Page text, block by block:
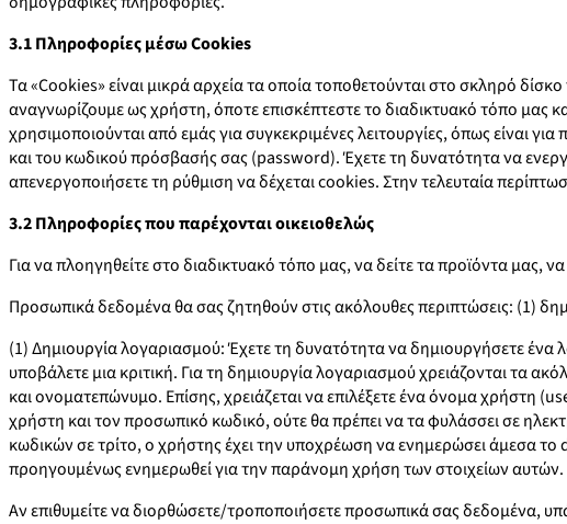
3.1 Πληροφορίες μέσω Cookies
Τα «Cookies» είναι μικρά αρχεία τα οποία τοποθετούνται στο σκληρό
αναγνωρίζουμε ως χρήστη, όποτε επισκέπτεστε το διαδικτυακό τόπο μας
χρησιμοποιούνται από εμάς για συγκεκριμένες λειτουργίες, όπως
και του κωδικού πρόσβασής σας (password). Έχετε τη δυνατότητα να
απενεργοποιήσετε τη ρύθμιση να δέχεται cookies. Στην τελευταία
3.2 Πληροφορίες που παρέχονται οικειοθελώς
Για να πλοηγηθείτε στο διαδικτυακό τόπο μας, να δείτε τα προϊόντα
Προσωπικά δεδομένα θα σας ζητηθούν στις ακόλουθες περιπτώσεις: (1)
(1) Δημιουργία λογαριασμού: Έχετε τη δυνατότητα να δημιουργήσετε
υποβάλετε μια κριτική. Για τη δημιουργία λογαριασμού χρειάζονται τα
και ονοματεπώνυμο. Επίσης, χρειάζεται να επιλέξετε ένα όνομα χρήστη
χρήστη και τον προσωπικό κωδικό, ούτε θα πρέπει να τα φυλάσσει σε
κωδικών σε τρίτο, ο χρήστης έχει την υποχρέωση να ενημερώσει άμεσα
προηγουμένως ενημερωθεί για την παράνομη χρήση των στοιχείων αυτών.
Αν επιθυμείτε να διορθώσετε/τροποποιήσετε προσωπικά σας δεδομένα,